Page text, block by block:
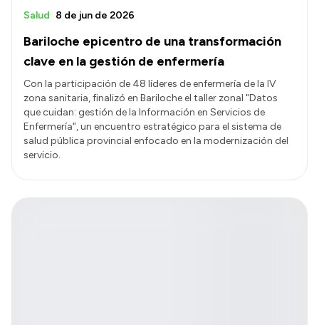
Bariloche epicentro de una transformación
clave en la gestión de enfermería
Salud 8 de jun de 2026
Con la participación de 48 líderes de enfermería de la IV
zona sanitaria, finalizó en Bariloche el taller zonal "Datos
que cuidan: gestión de la Información en Servicios de
Enfermería", un encuentro estratégico para el sistema de
salud pública provincial enfocado en la modernización del
servicio.